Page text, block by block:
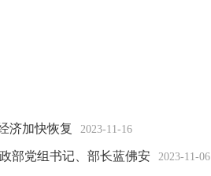
济加快恢复 2023-11-16
部党组书记、部长蓝佛安 2023-11-06